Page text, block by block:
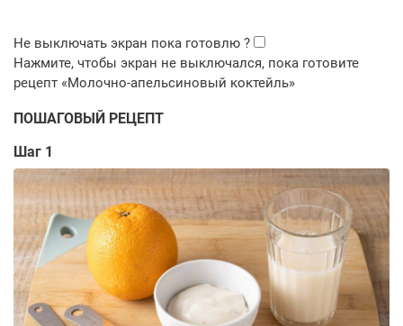
ПОШАГОВЫЙ РЕЦЕПТ
Шаг 1